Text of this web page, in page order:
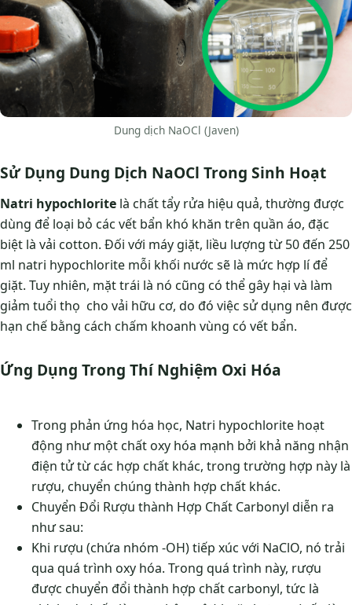
Dung dịch NaOCl (Javen)
Sử Dụng Dung Dịch NaOCl Trong Sinh Hoạt
Natri hypochlorite là chất tẩy rửa hiệu quả, thường được
dùng để loại bỏ các vết bẩn khó khăn trên quần áo, đặc
biệt là vải cotton. Đối với máy giặt, liều lượng từ 50 đến 250
ml natri hypochlorite mỗi khối nước sẽ là mức hợp lí để
giặt. Tuy nhiên, mặt trái là nó cũng có thể gây hại và làm
giảm tuổi thọ cho vải hữu cơ, do đó việc sử dụng nên được
hạn chế bằng cách chấm khoanh vùng có vết bẩn.
Ứng Dụng Trong Thí Nghiệm Oxi Hóa
Trong phản ứng hóa học, Natri hypochlorite hoạt
động như một chất oxy hóa mạnh bởi khả năng nhận
điện tử từ các hợp chất khác, trong trường hợp này là
rượu, chuyển chúng thành hợp chất khác.
Chuyển Đổi Rượu thành Hợp Chất Carbonyl diễn ra
như sau:
Khi rượu (chứa nhóm -OH) tiếp xúc với NaClO, nó trải
qua quá trình oxy hóa. Trong quá trình này, rượu
được chuyển đổi thành hợp chất carbonyl, tức là